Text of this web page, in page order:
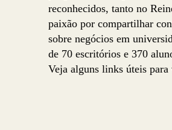
reconhecidos, tanto no
paixão por compartilhar
sobre negócios em
de 70 escritórios e 370
Veja alguns links úteis para